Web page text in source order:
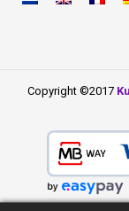
Copyright ©2017